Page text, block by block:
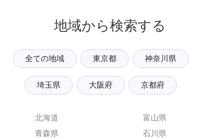
地域から検索する
全ての地域 東京都 神奈川県
埼玉県 大阪府 京都府
北海道
青森県
富山県
石川県